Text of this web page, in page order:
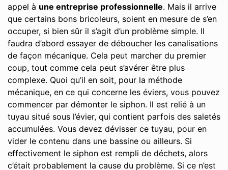
appel à une entreprise professionnelle. Mais il arrive
que certains bons bricoleurs, soient en mesure de s’en
occuper, si bien sûr il s’agit d’un problème simple. Il
faudra d’abord essayer de déboucher les canalisations
de façon mécanique. Cela peut marcher du premier
coup, tout comme cela peut s’avérer être plus
complexe. Quoi qu’il en soit, pour la méthode
mécanique, en ce qui concerne les éviers, vous pouvez
commencer par démonter le siphon. Il est relié à un
tuyau situé sous l’évier, qui contient parfois des saletés
accumulées. Vous devez dévisser ce tuyau, pour en
vider le contenu dans une bassine ou ailleurs. Si
effectivement le siphon est rempli de déchets, alors
c’était probablement la cause du problème. Si ce n’est